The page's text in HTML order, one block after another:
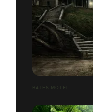
BATES MOTEL